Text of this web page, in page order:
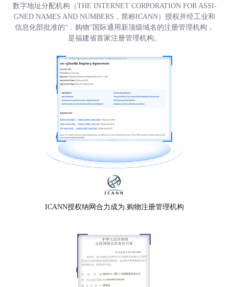
数字地址分配机构（THE INTERNET CORPORATION FOR ASSI-
GNED NAMES AND NUMBERS，简称ICANN）授权并经工业和
信息化部批准的“．购物”国际通用新顶级域名的注册管理机构，
是福建省首家注册管理机构。
ICANN授权纳网合力成为.购物注册管理机构